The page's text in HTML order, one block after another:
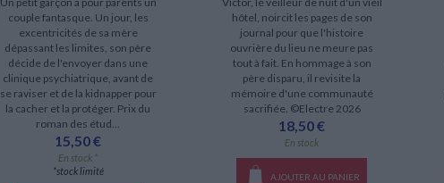
couple fantasque. Un jour, les
excentricités de sa mère
dépassant les limites, son père
décide de l'envoyer dans une
clinique psychiatrique, avant de
se raviser et de la kidnapper pour
la cacher et la protéger. Prix du
roman des étud...
15,50 €
En stock *
*stock limité
hôtel, noircit les pages de son
journal pour que l'histoire
ouvrière du lieu ne meure pas
tout à fait. En hommage à son
père disparu, il revisite la
mémoire d'une communauté
sacrifiée. ©Electre 2026
18,50 €
En stock
AJOUTER AU PANIER